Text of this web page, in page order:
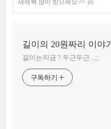
새해복 많이 받으세요.^^ (0)
길이의 20원짜리 이야기
길이는지금 ? 두근두근...;;
구독하기